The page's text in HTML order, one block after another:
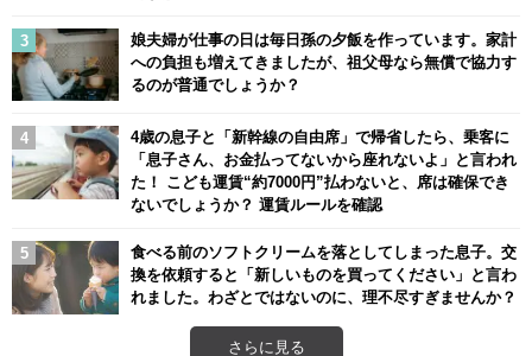
娘夫婦が仕事の日は毎日孫の夕飯を作っています。家計
への負担も増えてきましたが、祖父母なら無償で協力す
るのが普通でしょうか？
4歳の息子と「新幹線の自由席」で帰省したら、乗客に
「息子さん、お金払ってないから座れないよ」と言われ
た！ こども運賃“約7000円”払わないと、席は確保でき
ないでしょうか？ 運賃ルールを確認
食べる前のソフトクリームを落としてしまった息子。交
換を依頼すると「新しいものを買ってください」と言わ
れました。わざとではないのに、理不尽すぎませんか？
さらに見る